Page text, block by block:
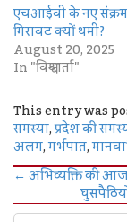
एचआईवी के नए
गिरावट क्यों थमी?
August 20, 2025
In "विश्ववार्ता"
This entry was
समस्या,प्रदेश की
अलग,गर्भपात,
←अभिव्यक्ति की